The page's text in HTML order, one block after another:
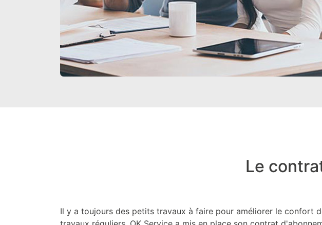
Le
Il y a toujours des petits travaux à faire pour améliorer le confort